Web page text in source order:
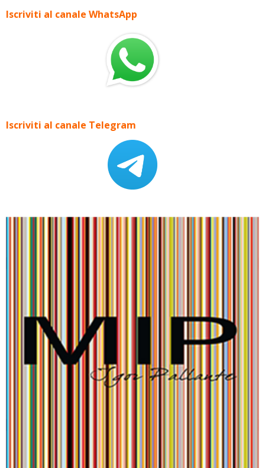
Iscriviti al canale WhatsApp
Iscriviti al canale Telegram